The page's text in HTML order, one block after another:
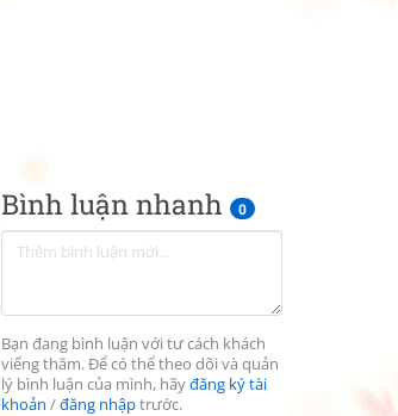
Bình luận nhanh 0
Bạn đang bình luận với tư cách khách
viếng thăm. Để có thể theo dõi và quản
lý bình luận của mình, hãyđăng ký tài
khoản /đăng nhậptrước.